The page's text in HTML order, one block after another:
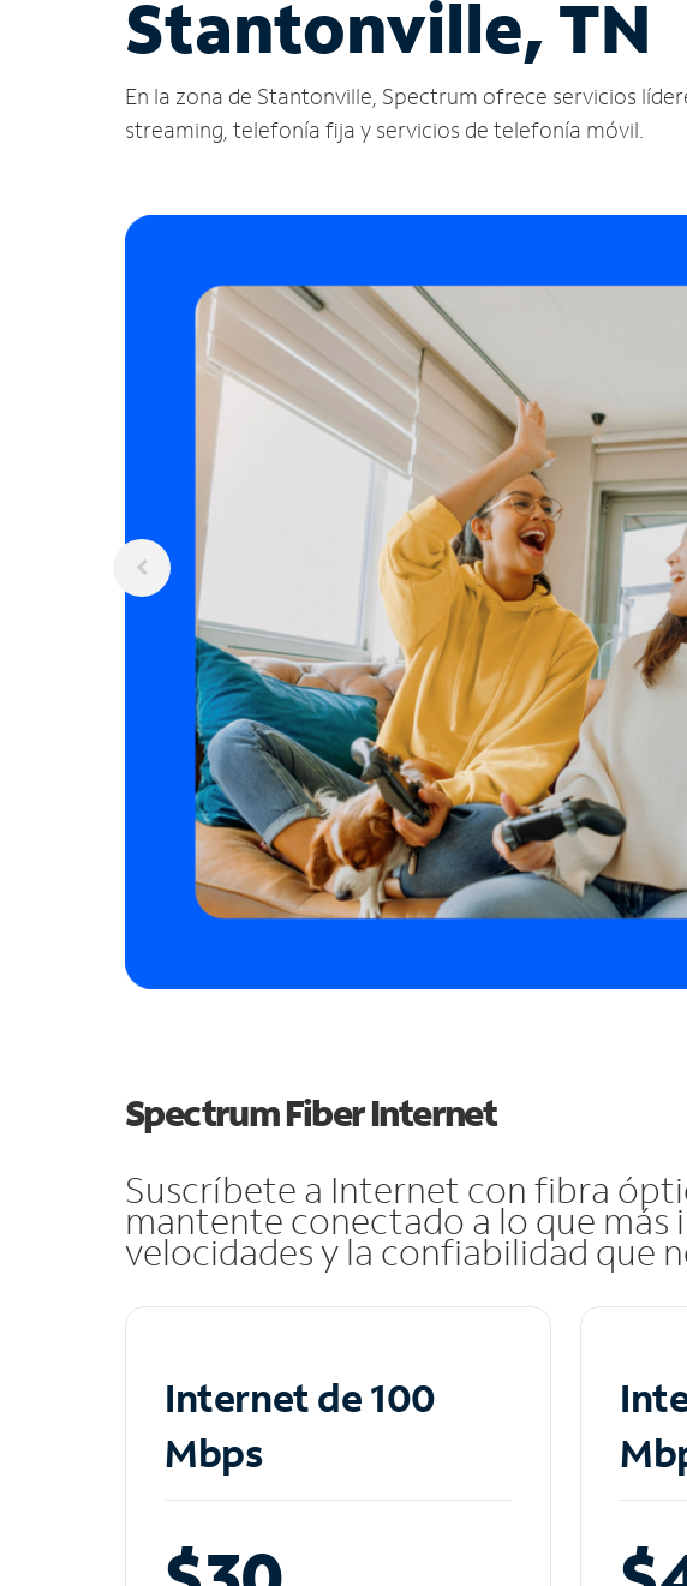
Stantonville, TN
En la zona de Stantonville, Spectrum ofrece servicios
streaming, telefonía fija y servicios de telefonía móvil.
Spectrum Fiber Internet
Suscríbete a Internet con fibra
mantente conectado a lo que más
velocidades y la confiabilidad que
Internet de 100
Mbps